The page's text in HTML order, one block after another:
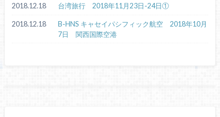
2018.12.18 台湾旅行 2018年11月23日-24日①
2018.12.18
B-HNS キャセイパシフィック航空 2018年10月
7日 関西国際空港